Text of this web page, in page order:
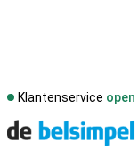
Klantenservice open